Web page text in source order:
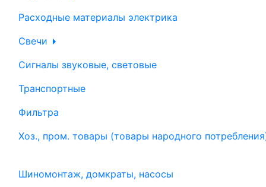
Расходные материалы электрика
Свечи
Сигналы звуковые, световые
Транспортные
Фильтра
Хоз., пром. товары (товары народного
Шиномонтаж, домкраты, насосы